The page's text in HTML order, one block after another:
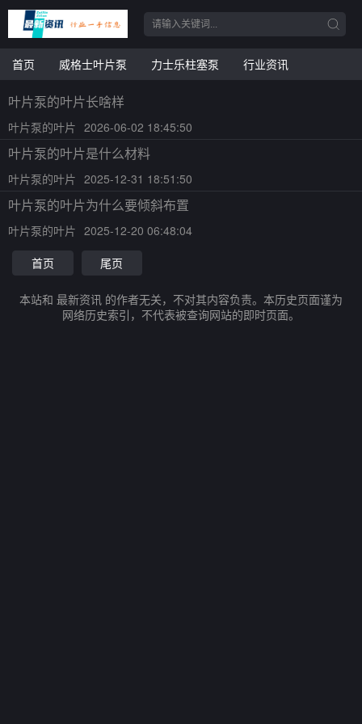
首页 威格士叶片泵 力士乐柱塞泵 行业资讯
叶片泵的叶片长啥样
叶片泵的叶片 2026-06-02 18:45:50
叶片泵的叶片是什么材料
叶片泵的叶片 2025-12-31 18:51:50
叶片泵的叶片为什么要倾斜布置
叶片泵的叶片 2025-12-20 06:48:04
首页
尾页
本站和 最新资讯 的作者无关，不对其内容负责。本历史页面谨为
网络历史索引，不代表被查询网站的即时页面。